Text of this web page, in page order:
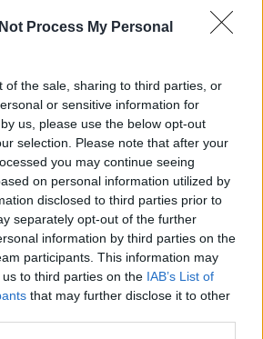
Process My Personal
of the sale, sharing to third parties, or
or sensitive information for
us, please use the below opt-out
selection. Please note that after your
you may continue seeing
on personal information utilized by
disclosed to third parties prior to
separately opt-out of the further
information by third parties on the
participants. This information may
to third parties on the IAB’s List of
that may further disclose it to other
#biometrikus azonosítás
#személyiségi jogok
#személyes